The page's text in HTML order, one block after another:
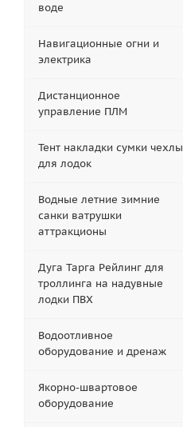
воде
Навигационные огни и
электрика
Дистанционное
управление ПЛМ
Тент накладки сумки чехлы
для лодок
Водные летние зимние
санки ватрушки
аттракционы
Дуга Тарга Рейлинг для
троллинга на надувные
лодки ПВХ
Водоотливное
оборудование и дренаж
Якорно-швартовое
оборудование